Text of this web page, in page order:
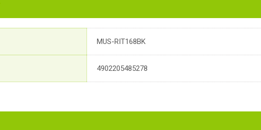
MUS-RIT168BK
4902205485278